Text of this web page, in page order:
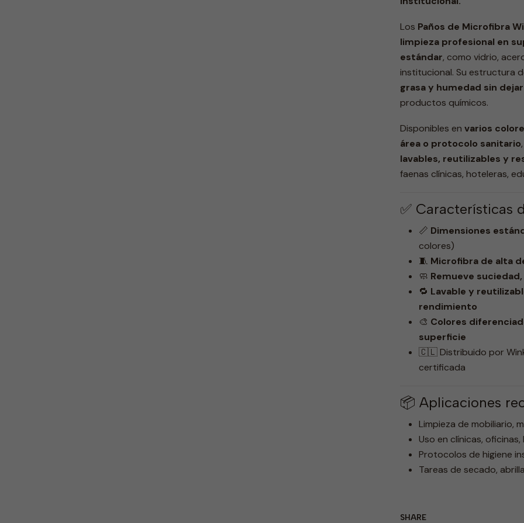
Los Paños de Microfibra
limpieza profesional en
estándar, como vidrio,
institucional. Su estructura
grasa y humedad sin
productos químicos.
Disponibles en varios
área o protocolo sanitario
lavables, reutilizables y
faenas clínicas, hoteleras,
✅ Características
📏 Dimensiones
colores)
🧵 Microfibra de alta
🧼 Remueve
🔁 Lavable y
rendimiento
🎨 Colores
superficie
🇨🇱 Distribuido por
certificada
📦 Aplicaciones
Limpieza de mobiliario,
Uso en clínicas,
Protocolos de higiene
Tareas de secado,
SHARE